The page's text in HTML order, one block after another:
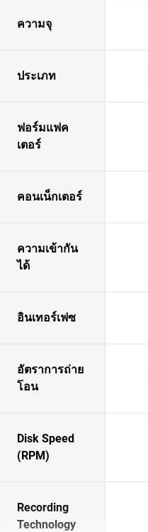
ความจุ
ประเภท
ฟอร์มแฟค
เตอร์
คอนเน็กเตอร์
ความเข้ากัน
ได้
อินเทอร์เฟซ
อัตราการถ่าย
โอน
Disk Speed
(RPM)
Recording
Technology